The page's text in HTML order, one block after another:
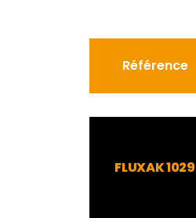
Référence
FLUXAK 1029